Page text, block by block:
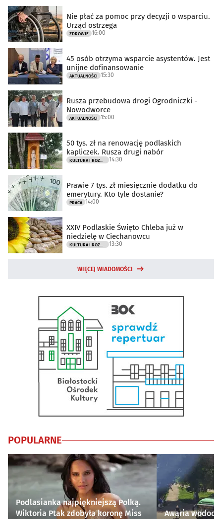
Nie płać za pomoc przy decyzji o wsparciu.
Urząd ostrzega
ZDROWIE 16:00
45 osób otrzyma wsparcie asystentów. Jest
unijne dofinansowanie
AKTUALNOŚCI 15:30
Rusza przebudowa drogi Ogrodniczki -
Nowodworce
AKTUALNOŚCI 15:00
50 tys. zł na renowację podlaskich
kapliczek. Rusza drugi nabór
14:30
Prawie 7 tys. zł miesięcznie dodatku do
emerytury. Kto tyle dostanie?
PRACA 14:00
XXIV Podlaskie Święto Chleba już w
niedzielę w Ciechanowcu
13:30
WIĘCEJ WIADOMOŚCI
POPULARNE
Podlasianka najpiękniejszą Polką.
Wiktoria Ptak zdobyła koronę Miss
Awaria